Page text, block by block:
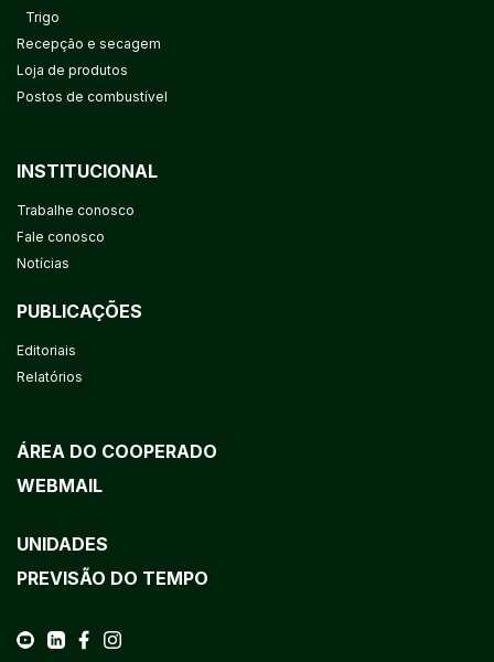
Trigo
Recepção e secagem
Loja de produtos
Postos de combustível
INSTITUCIONAL
Trabalhe conosco
Fale conosco
Notícias
PUBLICAÇÕES
Editoriais
Relatórios
ÁREA DO COOPERADO
WEBMAIL
UNIDADES
PREVISÃO DO TEMPO